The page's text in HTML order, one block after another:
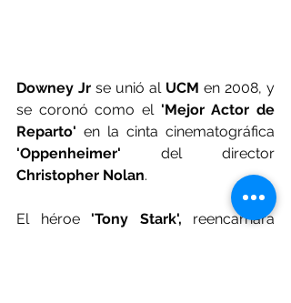
Downey Jr se unió al UCM en 2008, y
se coronó como el 'Mejor Actor de
Reparto'
'Oppenheimer'
Christopher Nolan.
El héroe 'Tony Stark', reencarnara